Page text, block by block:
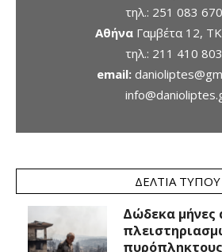
τηλ.: 251 083
ΑθήναΓαμβέτα 12,
τηλ.: 211 410
email:
ΔΕΛΤΊΑ ΤΎΠΟΥ
Δώδεκα μήνες